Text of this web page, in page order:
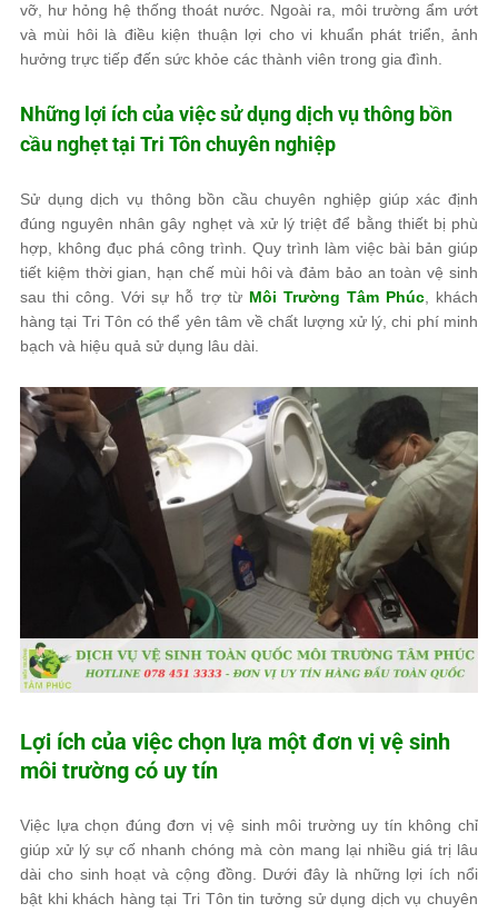
vỡ, hư hỏng hệ thống thoát nước. Ngoài ra, môi trường ẩm ướt
và mùi hôi là điều kiện thuận lợi cho vi khuẩn phát triển, ảnh
hưởng trực tiếp đến sức khỏe các thành viên trong gia đình.
Những lợi ích của việc sử dụng dịch vụ thông bồn
cầu nghẹt tại Tri Tôn chuyên nghiệp
Sử dụng dịch vụ thông bồn cầu chuyên nghiệp giúp xác định
đúng nguyên nhân gây nghẹt và xử lý triệt để bằng thiết bị phù
hợp, không đục phá công trình. Quy trình làm việc bài bản giúp
tiết kiệm thời gian, hạn chế mùi hôi và đảm bảo an toàn vệ sinh
sau thi công. Với sự hỗ trợ từ Môi Trường Tâm Phúc, khách
hàng tại Tri Tôn có thể yên tâm về chất lượng xử lý, chi phí minh
bạch và hiệu quả sử dụng lâu dài.
Lợi ích của việc chọn lựa một đơn vị vệ sinh
môi trường có uy tín
Việc lựa chọn đúng đơn vị vệ sinh môi trường uy tín không chỉ
giúp xử lý sự cố nhanh chóng mà còn mang lại nhiều giá trị lâu
dài cho sinh hoạt và cộng đồng. Dưới đây là những lợi ích nổi
bật khi khách hàng tại Tri Tôn tin tưởng sử dụng dịch vụ chuyên